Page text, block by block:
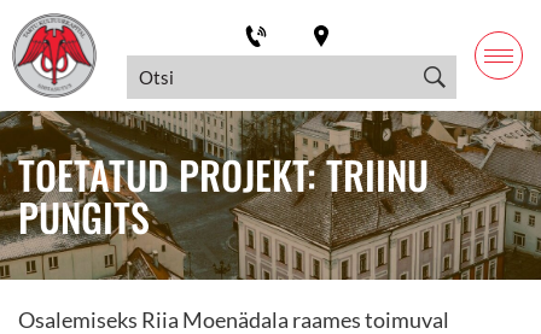
TOETATUD PROJEKT: TRIINU
PUNGITS
Osalemiseks Riia Moenädala raames toimuval